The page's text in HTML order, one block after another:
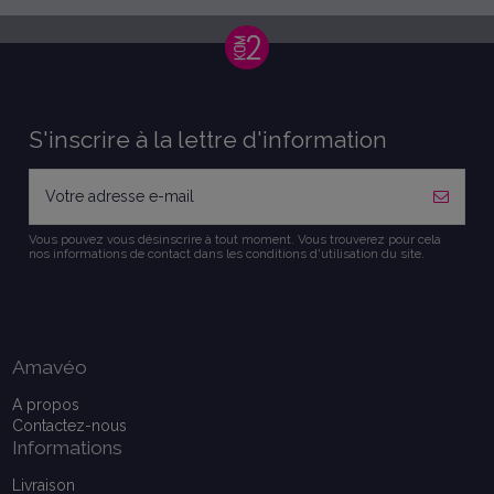
S'inscrire à la lettre d'information
Vous pouvez vous désinscrire à tout moment. Vous trouverez pour cela
nos informations de contact dans les conditions d'utilisation du site.
Amavéo
A propos
Contactez-nous
Informations
Livraison